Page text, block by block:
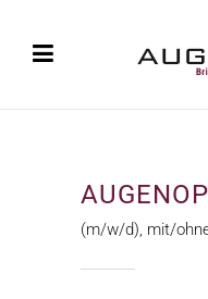
(m/w/d), mit/